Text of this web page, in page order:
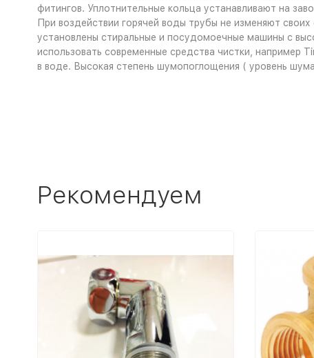
фитингов. Уплотнительные кольца устанавливают на
При воздействии горячей воды трубы не изменяют
установлены стиральные и посудомоечные машины с
использовать современные средства чистки, например
в воде. Высокая степень шумопоглощения ( уровень
Рекомендуем